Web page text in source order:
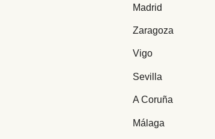
Madrid
Zaragoza
Vigo
Sevilla
A Coruña
Málaga